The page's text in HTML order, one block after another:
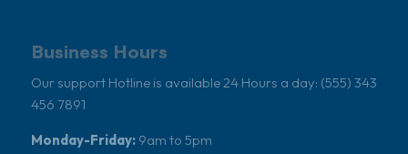
Business Hours
Our support Hotline is available 24 Hours a day: (555) 343
456 7891
Monday-Friday: 9am to 5pm